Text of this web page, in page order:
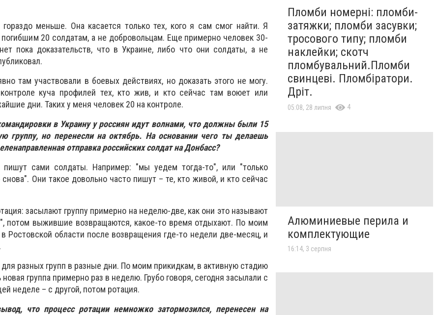
гораздо меньше. Она касается только тех, кого я сам смог найти. Я
погибшим 20 солдатам, а не добровольцам. Еще примерно человек 30-
пока доказательств, что в Украине, либо что они солдаты, а не
там участвовали в боевых действиях, но доказать этого не могу.
куча профилей тех, кто жив, и кто сейчас там воюет или
дни. Таких у меня человек 20 на контроле.
в Украину у россиян идут волнами, что должны были 15
группу, но перенесли на октябрь. На основании чего ты делаешь
отправка российских солдат на Донбасс?
сами солдаты. Например: "мы уедем тогда-то", или "только
Они такое довольно часто пишут – те, кто живой, и кто сейчас
засылают группу примерно на неделю-две, как они это называют
потом выжившие возвращаются, какое-то время отдыхают. По моим
Ростовской области после возвращения где-то недели две-месяц, и
разных групп в разные дни. По моим прикидкам, в активную стадию
группа примерно раз в неделю. Грубо говоря, сегодня засылали с
неделе – с другой, потом ротация.
что процесс ротации немножко затормозился, перенесен на
Пломби номерні: пломби-
затяжки; пломби засувки;
тросового типу; пломби
наклейки; скотч
пломбувальний.Пломби
свинцеві. Пломбіратори.
Дріт.
05:08, 28 липня 4
Алюминиевые перила и
комплектующие
16:14, 3 серпня